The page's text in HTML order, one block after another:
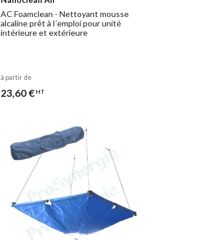
AC Foamclean - Nettoyant mousse
alcaline prêt à l´emploi pour unité
intérieure et extérieure
à partir de
23,60 €HT